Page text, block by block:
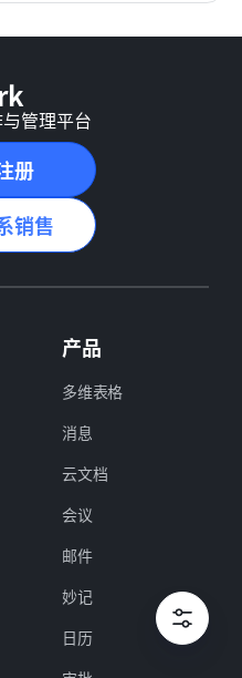
管理平台
册
销售
产品
多维表格
消息
云文档
会议
邮件
妙记
日历